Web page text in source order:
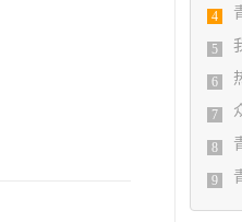
4
5
6
7
8
9